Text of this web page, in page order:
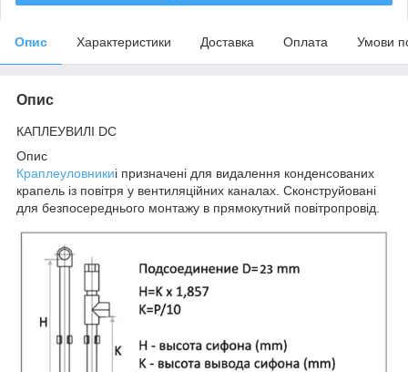
Опис Характеристики Доставка Оплата Умови
Опис
КАПЛЕУВИЛІ DC
Опис
Краплеуловникиі призначені для видалення конденсованих
крапель із повітря у вентиляційних каналах. Сконструйовані
для безпосереднього монтажу в прямокутний повітропровід.